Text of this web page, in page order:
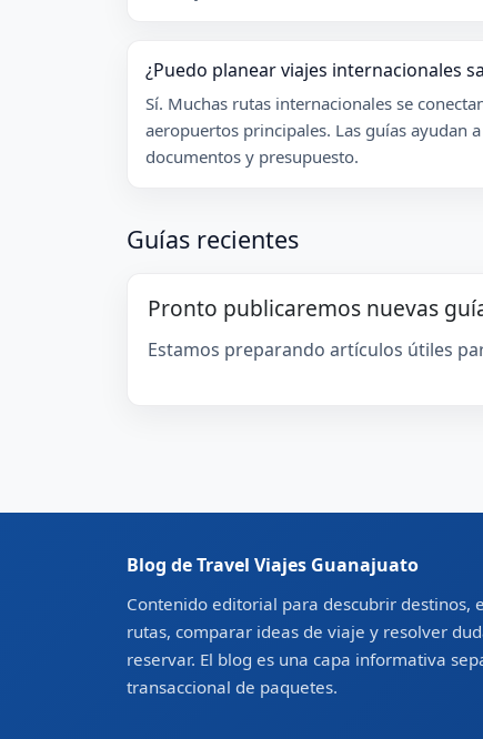
¿Puedo planear viajes internacionales
Sí. Muchas rutas internacionales se
aeropuertos principales. Las guías ayudan
documentos y presupuesto.
Guías recientes
Pronto publicaremos nuevas
Estamos preparando artículos útiles
Blog de Travel Viajes Guanajuato
Contenido editorial para descubrir destinos,
rutas, comparar ideas de viaje y resolver
reservar. El blog es una capa informativa
transaccional de paquetes.